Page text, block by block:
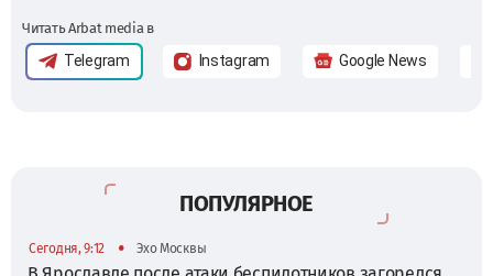
Читать Arbat media в
Telegram Instagram Google News
ПОПУЛЯРНОЕ
Сегодня, 9:12 • Эхо Москвы